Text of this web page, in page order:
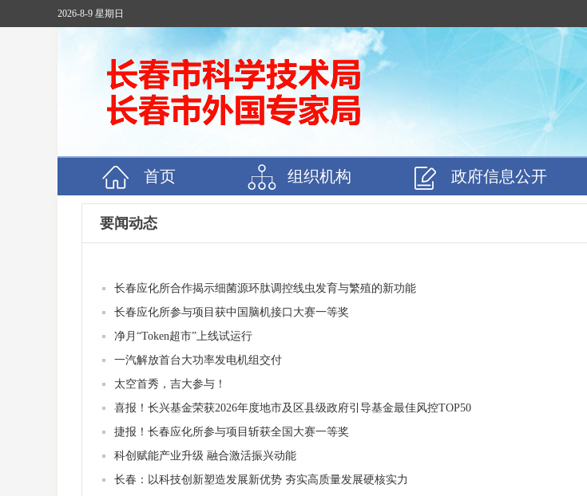
2026-8-9 星期日
首页 组织机构 政府信息公开
要闻动态
长春应化所合作揭示细菌源环肽调控线虫发育与繁殖的新功能
长春应化所参与项目获中国脑机接口大赛一等奖
净月“Token超市”上线试运行
一汽解放首台大功率发电机组交付
太空首秀，吉大参与！
喜报！长兴基金荣获2026年度地市及区县级政府引导基金最佳风控TOP50
捷报！长春应化所参与项目斩获全国大赛一等奖
科创赋能产业升级 融合激活振兴动能
长春：以科技创新塑造发展新优势 夯实高质量发展硬核实力